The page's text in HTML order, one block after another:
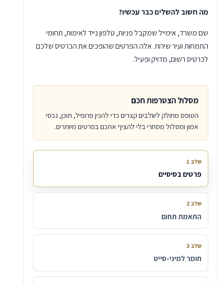
מה חשוב להשלים כבר עכשיו?
שם משרד, אימייל שמקבל פניות, טלפון נייד לאימות, תחומי
התמחות ועיר שירות. אלה הפרטים שהופכים את הכרטיס שלכם
לכרטיס רשום, מדויק ופעיל.
מסלול הצטרפות חכם
הטופס מחולק לשלבים קצרים כדי להכין פרופיל, תוכן, נכסי
אמון ומסלול מסחרי בלי להציף אתכם בפרטים מיותרים.
שלב 1
פרטים בסיסיים
שלב 2
התאמת תחום
שלב 3
חומר למיני-סייט